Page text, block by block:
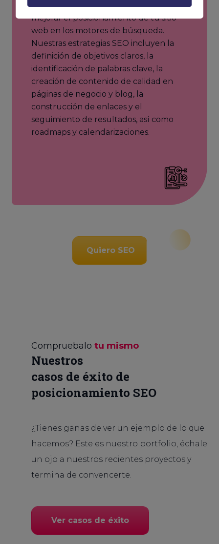
detallado que describe cómo se va a
mejorar el posicionamiento de tu sitio
web en los motores de búsqueda.
Nuestras estrategias SEO incluyen la
definición de objetivos claros, la
identificación de palabras clave, la
creación de contenido de calidad en
páginas de negocio y blog, la
construcción de enlaces y el
seguimiento de resultados, así como
roadmaps y calendarizaciones.
Quiero SEO
Compruebalo tu mismo
Nuestros
casos de éxito de
posicionamiento SEO
¿Tienes ganas de ver un ejemplo de lo que
hacemos? Este es nuestro portfolio, échale
un ojo a nuestros recientes proyectos y
termina de convencerte.
Ver casos de éxito